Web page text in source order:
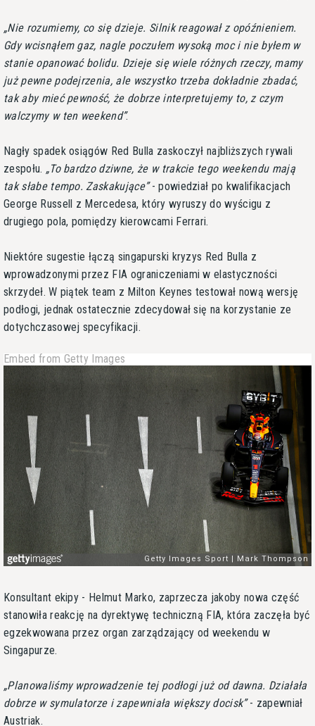
Nie rozumiemy, co się dzieje. Silnik reagował z opóźnieniem.
Gdy wcisnąłem gaz, nagle poczułem wysoką moc i nie byłem w
stanie opanować bolidu. Dzieje się wiele różnych rzeczy, mamy
już pewne podejrzenia, ale wszystko trzeba dokładnie zbadać,
tak aby mieć pewność, że dobrze interpretujemy to, z czym
walczymy w ten weekend .
Nagły spadek osiągów Red Bulla zaskoczył najbliższych rywali
zespołu.
To bardzo dziwne, że w trakcie tego weekendu mają
tak słabe tempo. Zaskakujące - powiedział po kwalifikacjach
George Russell z Mercedesa, który wyruszy do wyścigu z
drugiego pola, pomiędzy kierowcami Ferrari.
Niektóre sugestie łączą singapurski kryzys Red Bulla z
wprowadzonymi przez FIA ograniczeniami w elastyczności
skrzydeł. W piątek team z Milton Keynes testował nową wersję
podłogi, jednak ostatecznie zdecydował się na korzystanie ze
dotychczasowej specyfikacji.
Embed from Getty Images
Konsultant ekipy - Helmut Marko, zaprzecza jakoby nowa część
stanowiła reakcję na dyrektywę techniczną FIA, która zaczęła być
egzekwowana przez organ zarządzający od weekendu w
Singapurze.
Planowaliśmy wprowadzenie tej podłogi już od dawna. Działała
dobrze w symulatorze i zapewniała większy docisk - zapewniał
Austriak.